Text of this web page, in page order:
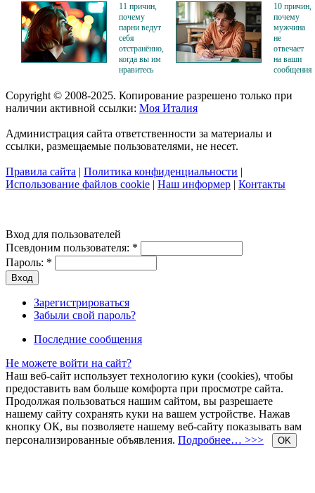
11 причин,
почему
парни ведут
себя
отстранённо,
когда вы им
нравитесь
10 причин,
почему
мужчина
не
отвечает
на ваши
сообщения
Copyright © 2008-2025. Копирование разрешено только при
наличии активной ссылки: Моя Италия
Администрация сайта ответственности за материалы и
ссылки, размещаемые пользователями, не несет.
Правила сайта | Политика конфиденциальности |
Использование файлов cookie | Наш информер | Контакты
Вход для пользователей
Псевдоним пользователя: *
Пароль: *
Зарегистрироваться
Забыли свой пароль?
Последние сообщения
Не можете войти на сайт?
Наш веб-сайт использует технологию куки (cookies), чтобы
предоставить вам больше комфорта при просмотре сайта.
Продолжая пользоваться нашим сайтом, вы разрешаете
нашему сайту сохранять куки на вашем устройстве. Нажав
кнопку ОК, вы позволяете нашему веб-сайту показывать вам
персонализированные объявления. Подробнее… >>> OK